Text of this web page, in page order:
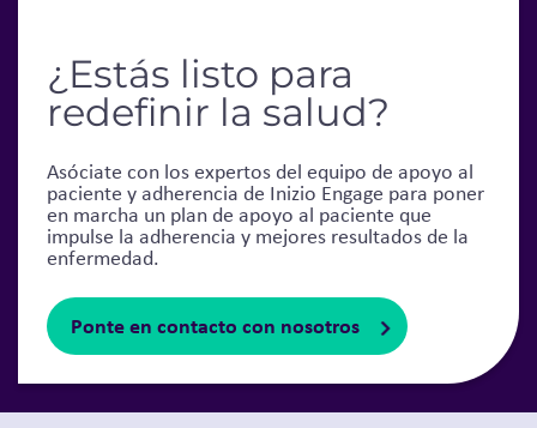
¿Estás listo para
redefinir la salud?
Asóciate con los expertos del equipo de apoyo al
paciente y adherencia de Inizio Engage para poner
en marcha un plan de apoyo al paciente que
impulse la adherencia y mejores resultados de la
enfermedad.
Ponte en contacto con nosotros